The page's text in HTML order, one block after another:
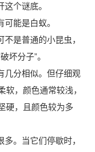
这个谜底。
能是白蚁。
是普通的小昆虫，
坏分子”。
几分相似。但仔细观
，颜色通常较浅，
硬，且颜色较为多
。当它们停歇时，